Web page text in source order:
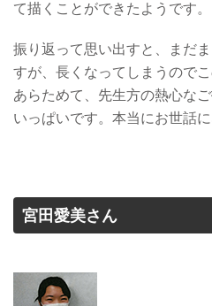
て描くことができたようです。
振り返って思い出すと、まだ
すが、長くなってしまうのでこ
あらためて、先生方の熱心な
いっぱいです。本当にお世話に
宮田愛美さん